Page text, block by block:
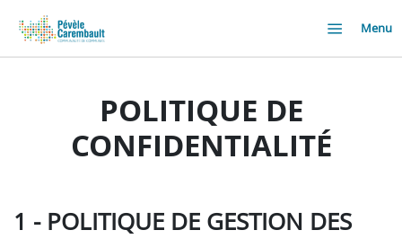
Menu
POLITIQUE DE
CONFIDENTIALITÉ
1 - POLITIQUE DE GESTION DES